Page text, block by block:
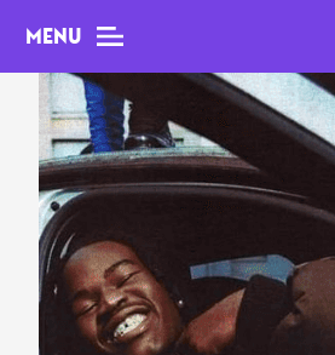
MENU
MAG
Tops
Interviews